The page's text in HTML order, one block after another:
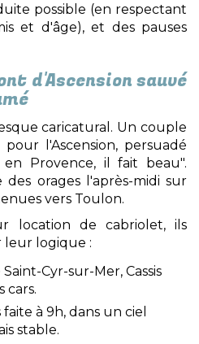
possible (en respectant
et d'âge), et des pauses
d'Ascension sauvé
caricatural. Un couple
l'Ascension, persuadé
Provence, il fait beau".
des orages l'après-midi sur
vers Toulon.
location de cabriolet, ils
leur logique :
Cyr-sur-Mer, Cassis
cars.
à 9h, dans un ciel
stable.